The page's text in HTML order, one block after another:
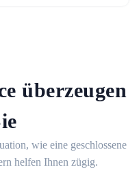
überzeugen
wie eine geschlossene
helfen Ihnen zügig.